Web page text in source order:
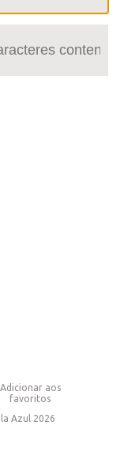
Adicionar aos
favoritos
Azul 2026